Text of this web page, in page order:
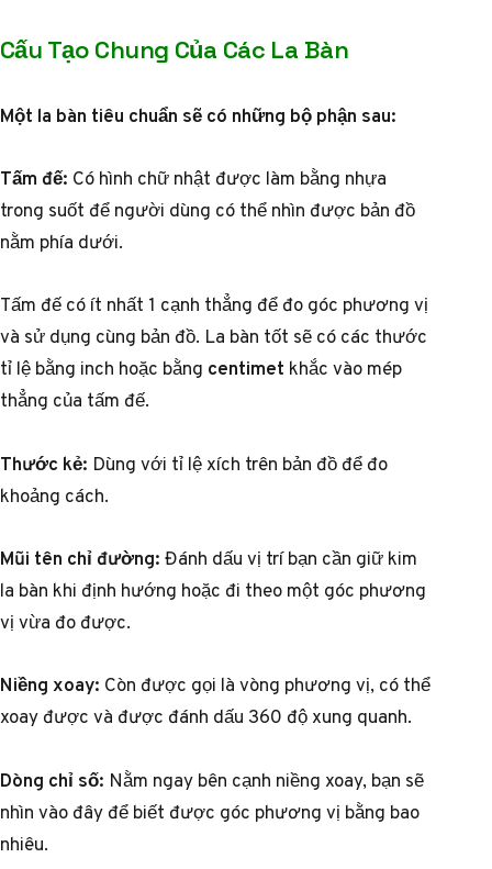
Cấu Tạo Chung Của Các La Bàn
Một la bàn tiêu chuẩn sẽ có những bộ phận sau:
Tấm đế: Có hình chữ nhật được làm bằng nhựa
trong suốt để người dùng có thể nhìn được bản đồ
nằm phía dưới.
Tấm đế có ít nhất 1 cạnh thẳng để đo góc phương vị
và sử dụng cùng bản đồ. La bàn tốt sẽ có các thước
tỉ lệ bằng inch hoặc bằng centimet khắc vào mép
thẳng của tấm đế.
Thước kẻ: Dùng với tỉ lệ xích trên bản đồ để đo
khoảng cách.
Mũi tên chỉ đường:Đánh dấu vị trí bạn cần giữ kim
la bàn khi định hướng hoặc đi theo một góc phương
vị vừa đo được.
Niềng xoay: Còn được gọi là vòng phương vị, có thể
xoay được và được đánh dấu 360 độ xung quanh.
Dòng chỉ số: Nằm ngay bên cạnh niềng xoay, bạn sẽ
nhìn vào đây để biết được góc phương vị bằng bao
nhiêu.